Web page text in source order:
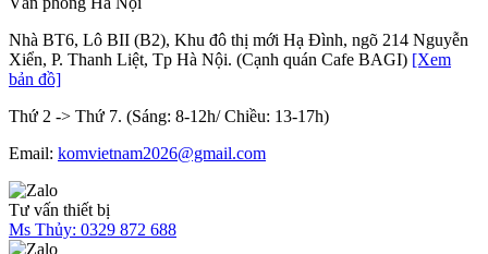
Nhà BT6, Lô BII (B2), Khu đô thị mới Hạ Đình, ngõ 214 Nguyễn
Xiển, P. Thanh Liệt, Tp Hà Nội. (Cạnh quán Cafe BAGI) [Xem
bản đồ]
Thứ 2 -> Thứ 7. (Sáng: 8-12h/ Chiều: 13-17h)
Email: komvietnam2026@gmail.com
Tư vấn thiết bị
Ms Thủy: 0329 872 688